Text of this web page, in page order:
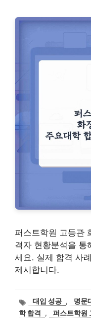
퍼스트학원 고등관
격자 현황분석을 통
세요. 실제 합격 사
제시합니다.
태
그
대입 성공 , 명문
학 합격
, 퍼스트학원